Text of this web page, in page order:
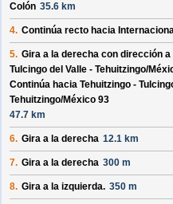
Colón 35.6 km
4. Continúa recto hacia
5. Gira a la derecha con dirección a
Tulcingo del Valle - Tehuitzingo/
Continúa hacia Tehuitzingo -
Tehuitzingo/México 93
47.7 km
6. Gira a la derecha 12.1 km
7. Gira a la derecha 300 m
8. Gira a la izquierda. 350 m